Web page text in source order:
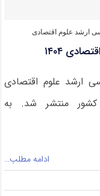
ارشد علوم اقتصادی
۱۴۰۴
ارشد علوم اقتصادی
کشور منتشر شد. به
ادامه مطلب…